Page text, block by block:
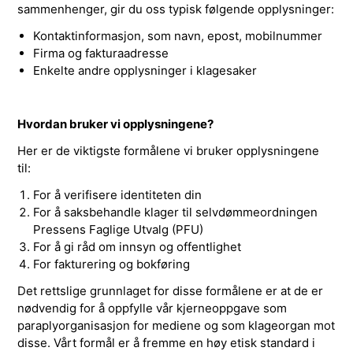
sammenhenger, gir du oss typisk følgende opplysninger:
Kontaktinformasjon, som navn, epost, mobilnummer
Firma og fakturaadresse
Enkelte andre opplysninger i klagesaker
Hvordan bruker vi opplysningene?
Her er de viktigste formålene vi bruker opplysningene
til:
For å verifisere identiteten din
For å saksbehandle klager til selvdømmeordningen
Pressens Faglige Utvalg (PFU)
For å gi råd om innsyn og offentlighet
For fakturering og bokføring
Det rettslige grunnlaget for disse formålene er at de er
nødvendig for å oppfylle vår kjerneoppgave som
paraplyorganisasjon for mediene og som klageorgan mot
disse. Vårt formål er å fremme en høy etisk standard i